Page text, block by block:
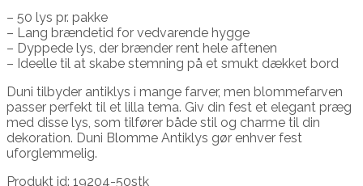
– 50 lys pr. pakke
– Lang brændetid for vedvarende hygge
– Dyppede lys, der brænder rent hele aftenen
– Ideelle til at skabe stemning på et smukt dækket bord
Duni tilbyder antiklys i mange farver, men blommefarven
passer perfekt til et lilla tema. Giv din fest et elegant præg
med disse lys, som tilfører både stil og charme til din
dekoration. Duni Blomme Antiklys gør enhver fest
uforglemmelig.
Produkt id: 19204-50stk